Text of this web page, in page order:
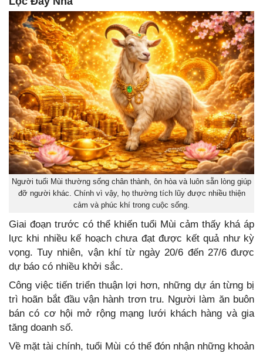
Người tuổi Mùi thường sống chân thành, ôn hòa và luôn sẵn lòng giúp
đỡ người khác. Chính vì vậy, họ thường tích lũy được nhiều thiện
cảm và phúc khí trong cuộc sống.
Giai đoạn trước có thể khiến tuổi Mùi cảm thấy khá áp
lực khi nhiều kế hoạch chưa đạt được kết quả như kỳ
vọng. Tuy nhiên, vận khí từ ngày 20/6 đến 27/6 được
dự báo có nhiều khởi sắc.
Công việc tiến triển thuận lợi hơn, những dự án từng bị
trì hoãn bắt đầu vận hành trơn tru. Người làm ăn buôn
bán có cơ hội mở rộng mạng lưới khách hàng và gia
tăng doanh số.
Về mặt tài chính, tuổi Mùi có thể đón nhận những khoản